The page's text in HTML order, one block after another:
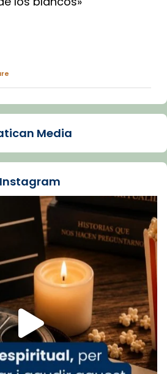
de Barcelona
depressió. Fa gairebé
Lluís Companys, la
comp
Vatican
es/iglesia/news/2026-
depresion-papa-viaje-
Barcelona
Media
Instagram